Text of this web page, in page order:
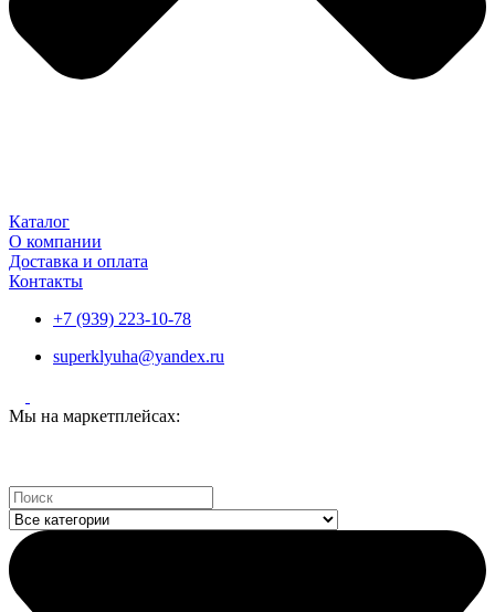
Каталог
О компании
Доставка и оплата
Контакты
+7 (939) 223-10-78
superklyuha@yandex.ru
Мы на маркетплейсах:
Search
...